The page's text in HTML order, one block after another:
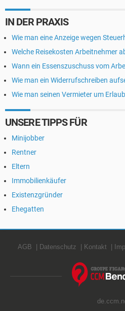
IN DER PRAXIS
Wie man eine Anzeige wegen
Welche Reisekosten Arbeitnehmer
Wann ein Essenszuschuss vom
Wie man ein Widerrufschreiben
Wie man seinen Vermieter um
UNSERE TIPPS FÜR
Minijobber
Rentner
Eltern
Immobilienkäufer
Existenzgründer
Ehegatten
AGB Datenschutz Kontakt